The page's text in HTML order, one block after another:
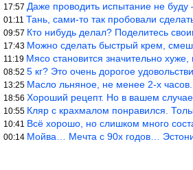
17:57 Даже проводить испытание не буду — в
01:11 Тань, сами-то так пробовали сделать?
09:57 Кто нибудь делал? Поделитесь
17:43 Можно сделать быстрый крем, смешав 2
11:19 Мясо становится значительно хуже,
08:52 5 кг? Это очень дорогое удовольствие,
13:25 Масло льняное, не менее 2-х часов.
18:56 Хороший рецепт. Но в вашем случае
10:55 Кляр с крахмалом понравился. Только я
10:41 Всё хорошо, но слишком много
00:14 Мойва… Мечта с 90х годов…